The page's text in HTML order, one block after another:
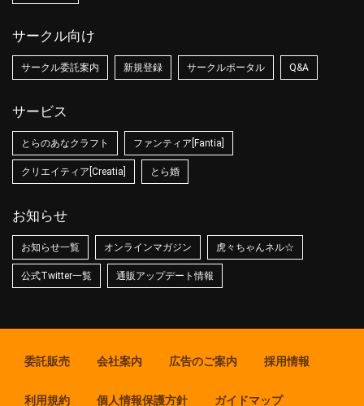
サークル向け
サークル委託案内 新規登録 サークルポータル Q&A
サービス
とらのあなクラフト ファンティア[Fantia]
クリエイティア[Creatia] とら婚
お知らせ
お知らせ一覧 オンラインマガジン 虎々ちゃんネル☆
公式Twitter一覧 通販アップデート情報
委託販売 会社案内 広告のご案内 採用情報
利用規約 個人情報保護方針 ガイドマップ